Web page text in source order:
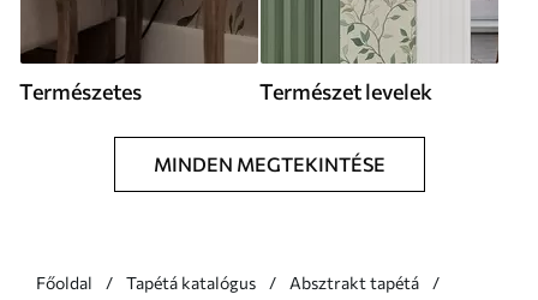
Természetes Természet levelek
MINDEN MEGTEKINTÉSE
Főoldal Tapétá katalógus
Absztrakt tapétá